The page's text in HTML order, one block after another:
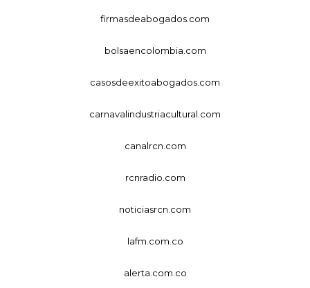
firmasdeabogados.com
bolsaencolombia.com
casosdeexitoabogados.com
carnavalindustriacultural.com
canalrcn.com
rcnradio.com
noticiasrcn.com
lafm.com.co
alerta.com.co